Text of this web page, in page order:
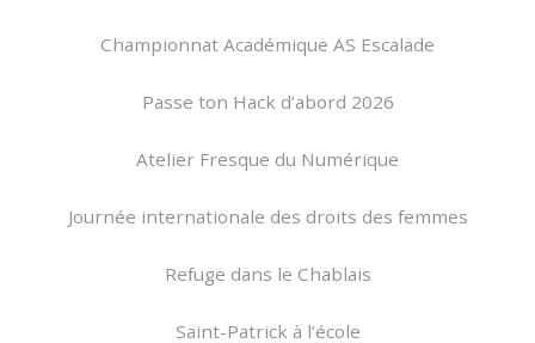
Championnat Académique AS Escalade
Passe ton Hack d’abord 2026
Atelier Fresque du Numérique
Journée internationale des droits des femmes
Refuge dans le Chablais
Saint-Patrick à l’école